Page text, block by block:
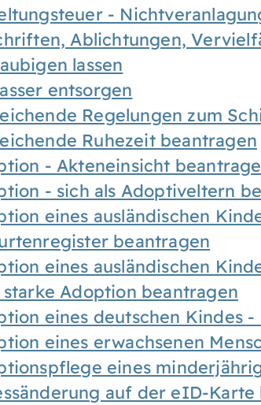
-
Ablichtungen,
lassen
entsorgen
Regelungen zum
Ruhezeit beantragen
- Akteneinsicht
- sich als Adoptiveltern
eines ausländischen
beantragen
eines ausländischen
starke Adoption beantragen
eines deutschen Kindes
eines erwachsenen
eines
auf der eID-Karte